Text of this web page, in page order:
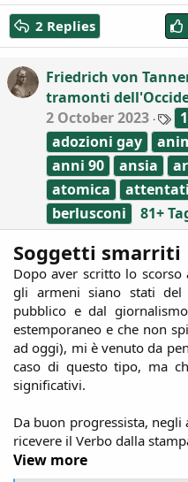
c
t
i
n
s
:
2 Replies
Friedrich von
tramonti
2 October 2023
T
a
g
s
adozioni gay
anni 90
ansia
atomica
attentati
berlusconi
81+
Soggetti smarriti
Dopo aver scritto lo
gli armeni siano stati
pubblico e dal
estemporaneo e che non
ad oggi), mi è venuto da
caso di questo tipo, ma
significativi.
Da buon progressista,
ricevere il Verbo dalla
View more